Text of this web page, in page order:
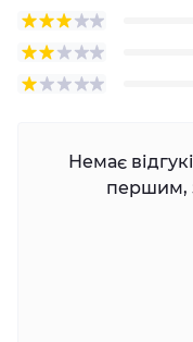
Немає
першим,